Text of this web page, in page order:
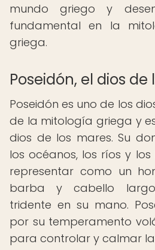
mundo griego y
fundamental en la
griega.
Poseidón, el dios de
Poseidón es uno de los
de la mitología griega y
dios de los mares. Su
los océanos, los ríos y
representar como un
barba y cabello
tridente en su mano.
por su temperamento
para controlar y calmar